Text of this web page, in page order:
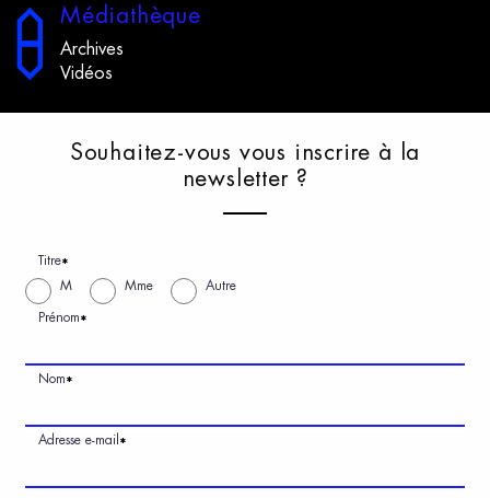
Médiathèque
Archives
Vidéos
Souhaitez-vous vous i nscrire à
a
newsletter ?
Titre*
M Mme Autre
Prénom*
Nom*
Adresse e-mail *